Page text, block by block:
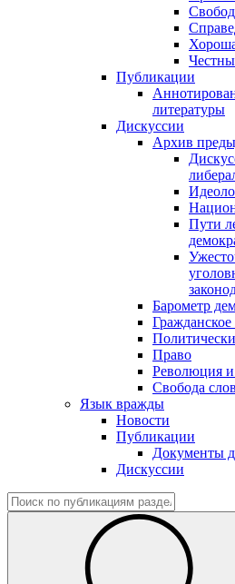
Публикации
литературы
Дискуссии
Архив
Пути
Барометр
Право
Революция
Свобода
Язык вражды
Новости
Публикации
Документы
Дискуссии